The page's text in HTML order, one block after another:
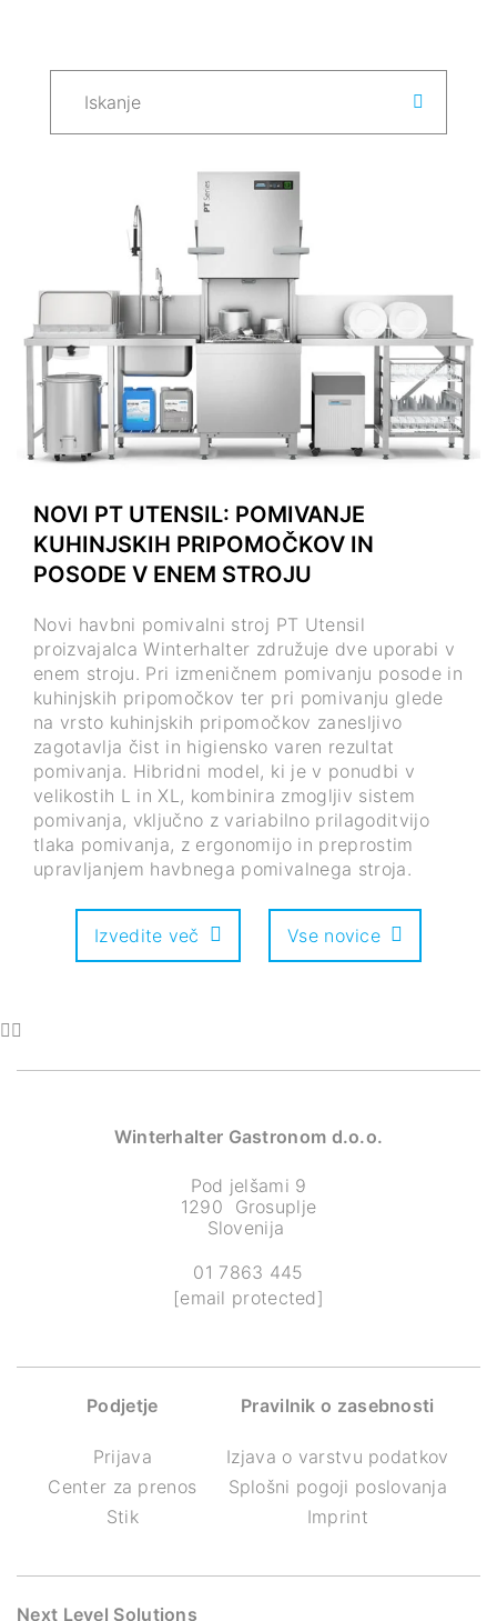
NOVI PT UTENSIL: POMIVANJE
KUHINJSKIH PRIPOMOČKOV IN
POSODE V ENEM STROJU
Novi havbni pomivalni stroj PT Utensil
proizvajalca Winterhalter združuje dve uporabi v
enem stroju. Pri izmeničnem pomivanju posode in
kuhinjskih pripomočkov ter pri pomivanju glede
na vrsto kuhinjskih pripomočkov zanesljivo
zagotavlja čist in higiensko varen rezultat
pomivanja. Hibridni model, ki je v ponudbi v
velikostih L in XL, kombinira zmogljiv sistem
pomivanja, vključno z variabilno prilagoditvijo
tlaka pomivanja, z ergonomijo in preprostim
upravljanjem havbnega pomivalnega stroja.
Izvedite več Vse novice
Winterhalter Gastronom d.o.o.
Pod jelšami 9
1290 Grosuplje
Slovenija
01 7863 445
[email protected]
Podjetje
Prijava
Center za prenos
Stik
Pravilnik o zasebnosti
Izjava o varstvu podatkov
Splošni pogoji poslovanja
Imprint
Next Level Solutions